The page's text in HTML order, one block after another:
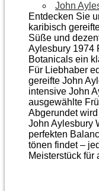
John
Entdecken Sie
karibisch
Süße und
Aylesbury 1974
Botanicals ein
Für Liebhaber
gereifte John
intensive John
ausgewählte
Abgerundet
John Aylesbury
perfekten
tönen findet –
Meister­stück für